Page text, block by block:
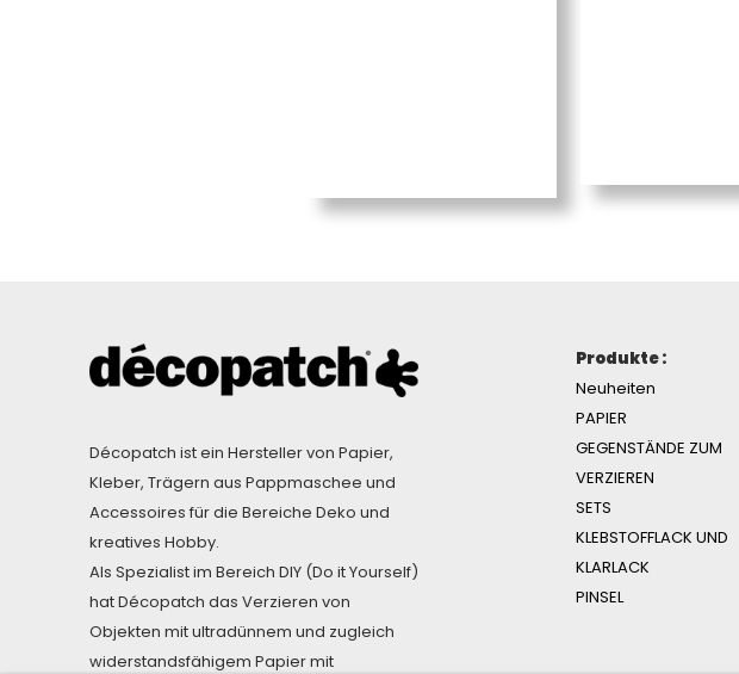
Décopatch ist ein Hersteller von Papier,
Kleber, Trägern aus Pappmaschee und
Accessoires für die Bereiche Deko und
kreatives Hobby.
Als Spezialist im Bereich DIY (Do it Yourself)
hat Décopatch das Verzieren von
Objekten mit ultradünnem und zugleich
widerstandsfähigem Papier mit
Produkte :
Neuheiten
PAPIER
GEGENSTÄNDE ZUM
VERZIEREN
SETS
KLEBSTOFFLACK UND
KLARLACK
PINSEL